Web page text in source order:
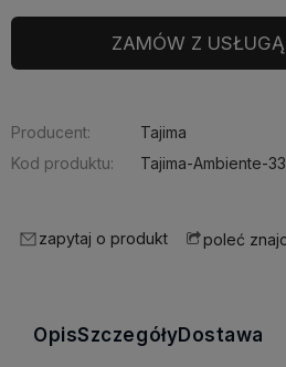
ZAMÓW Z
Producent:
Tajima
Kod produktu:
Tajima-Ambiente-
zapytaj o produkt poleć
OpisSzczegółyDostawa